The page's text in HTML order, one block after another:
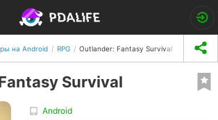
на Android RPG Outlander: Fantasy Survival
Survival
Android